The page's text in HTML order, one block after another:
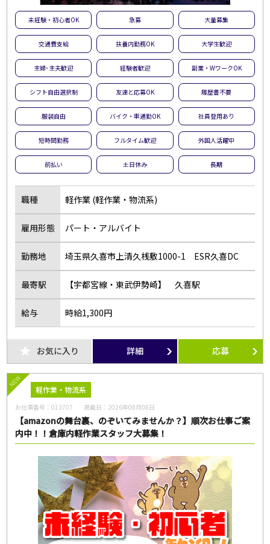
未経験・初心者OK 急募 大量募集
交通費支給 扶養内勤務OK 大学生歓迎
主婦･主夫歓迎 経験者歓迎 副業・WワークOK
シフト自由選択制 友達と応募OK 履歴書不要
服装自由 バイク・車通勤OK 社員登用あり
短時間勤務 フルタイム歓迎 外国人活躍中
前払い 土日休み 長期
職種 軽作業 (軽作業・物流系)
雇用形態 パート・アルバイト
勤務地 埼玉県久喜市上清久桟敷1000-1 ESR久喜DC
最寄駅 【宇都宮線・東武伊勢崎】 久喜駅
給与 時給1,300円
お気に入り 詳細 応募
NEW
軽作業・物流系
お仕事番号：013707 掲載日： 2026年08月08日
【amazonの舞台裏、のぞいてみませんか？】順次お仕事ご案
内中！！倉庫内軽作業スタッフ大募集！